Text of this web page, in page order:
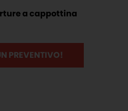
a cappottina
PREVENTIVO!